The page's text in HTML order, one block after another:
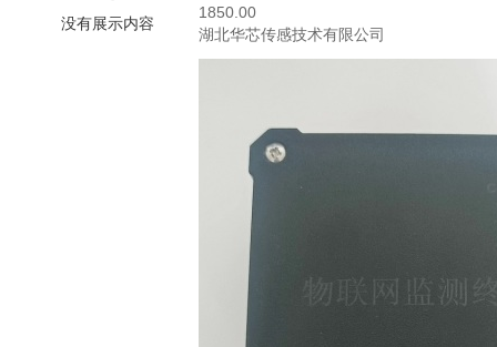
1850.00
湖北华芯传感技术有限公司